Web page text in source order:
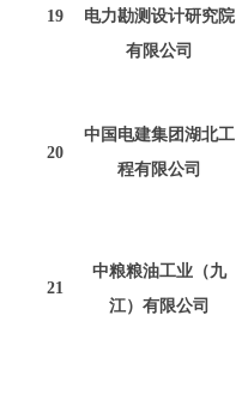
19
电力勘测设计研究院
有限公司
20
中国电建集团湖北工
程有限公司
21
中粮粮油工业（九
江）有限公司